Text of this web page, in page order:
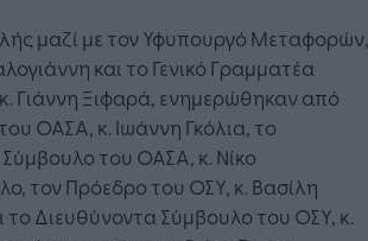
μαζί με τον Υφυπουργό Μεταφορών,
και το Γενικό Γραμματέα
Γιάννη Ξιφαρά, ενημερώθηκαν από
ΟΑΣΑ, κ. Ιωάννη Γκόλια, το
του ΟΑΣΑ, κ. Νίκο
τον Πρόεδρο του ΟΣΥ, κ. Βασίλη
το Διευθύνοντα Σύμβουλο του ΟΣΥ, κ.